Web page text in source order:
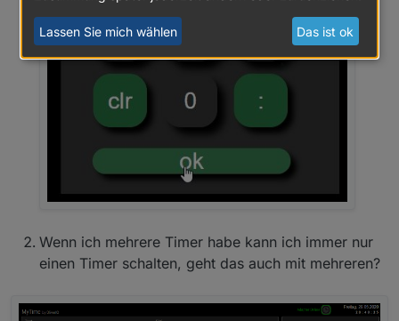
Wenn ich mehrere Timer habe kann ich immer nur
einen Timer schalten, geht das auch mit mehreren?
Lassen Sie mich wählen Das ist ok